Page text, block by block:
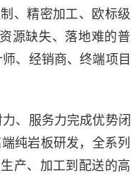
、精密加工、欧标
源缺失、落地难的
、经销商、终端项
、服务力完成优势闭
纯岩板研发，全系
产、加工到配送的